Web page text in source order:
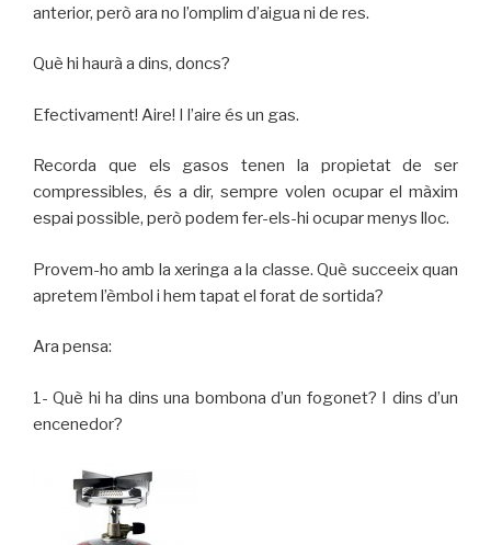
anterior, però ara no l’omplim d’aigua ni de res.
Què hi haurà a dins, doncs?
Efectivament! Aire! I l’aire és un gas.
Recorda que els gasos tenen la propietat de ser
compressibles, és a dir, sempre volen ocupar el màxim
espai possible, però podem fer-els-hi ocupar menys lloc.
Provem-ho amb la xeringa a la classe. Què succeeix quan
apretem l’èmbol i hem tapat el forat de sortida?
Ara pensa:
1- Què hi ha dins una bombona d’un fogonet? I dins d’un
encenedor?